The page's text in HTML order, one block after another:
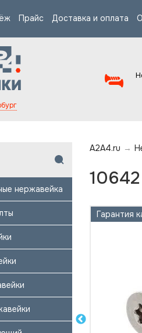
Прайс Доставка и оплата
нержавейка
A2A4.ru →
Гарантия